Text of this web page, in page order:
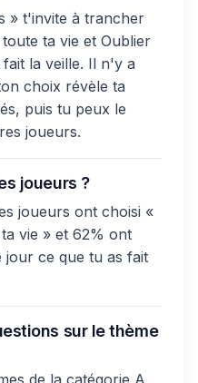
» t'invite à trancher
ta vie et Oublier
la veille. Il n'y a
choix révèle ta
puis tu peux le
joueurs.
joueurs ?
joueurs ont choisi «
vie » et 62% ont
jour ce que tu as fait
sur le thème
de la catégorie A